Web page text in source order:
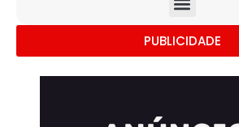
PUBLICIDADE